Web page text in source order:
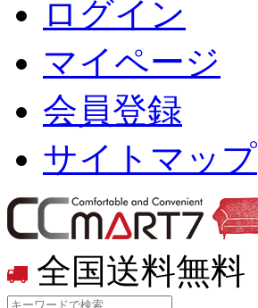
ログイン
マイページ
会員登録
サイトマップ
全国送料無料